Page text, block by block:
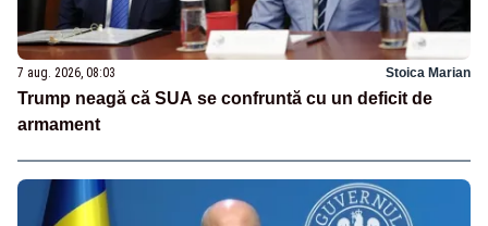
7 aug. 2026, 08:03 Stoica Marian
Trump neagă că SUA se confruntă cu un deficit de
armament